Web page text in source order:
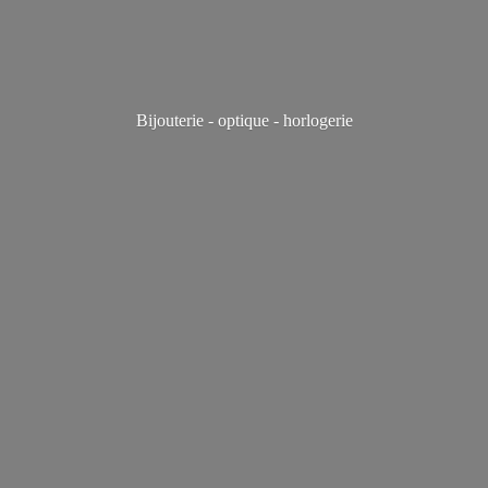
Bijouterie - optique - horlogerie